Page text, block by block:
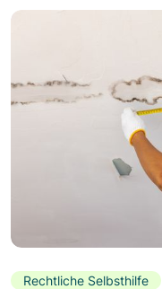
Rechtliche Selbsthilfe